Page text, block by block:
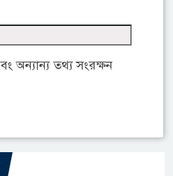
অন্যান্য তথ্য সংরক্ষন